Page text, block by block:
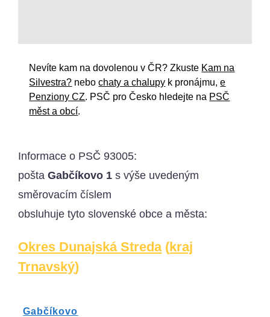
Nevíte kam na dovolenou v ČR? Zkuste Kam na
Silvestra? nebochaty a chalupy k pronájmu,e
Penziony CZ. PSČ pro Česko hledejte na PSČ
měst a obcí.
Informace o PSČ 93005:
poštaGabčíkovo 1 s výše uvedeným
směrovacím číslem
obsluhuje tyto slovenské obce a města:
Okres Dunajská Streda(kraj
Trnavský)
Gabčíkovo